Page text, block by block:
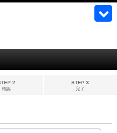
2
確認
STEP 3
完了